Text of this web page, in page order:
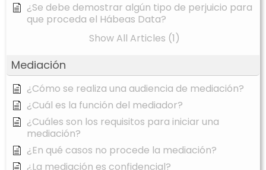
¿Se debe demostrar algún tipo de perjuicio para
que proceda el Hábeas Data?
Show All Articles (1)
Mediación
¿Cómo se realiza una audiencia de mediación?
¿Cuál es la función del mediador?
¿Cuáles son los requisitos para iniciar una
mediación?
¿En qué casos no procede la mediación?
¿La mediación es confidencial?